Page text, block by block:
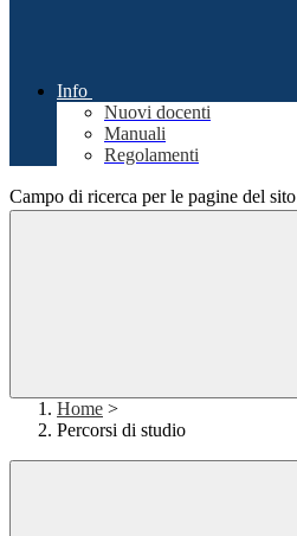
Info
Nuovi docenti
Manuali
Regolamenti
Campo di ricerca per le pagine del sito
Home >
Percorsi di studio